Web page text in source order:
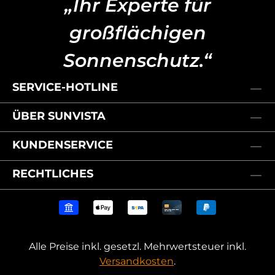
„Ihr Experte für
großflächigen
Sonnenschutz.“
SERVICE-HOTLINE
ÜBER SUNVISTA
KUNDENSERVICE
RECHTLICHES
Alle Preise inkl. gesetzl. Mehrwertsteuer inkl.
Versandkosten.